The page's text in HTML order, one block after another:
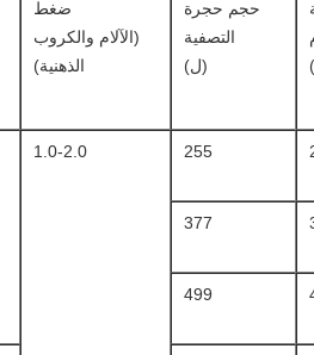
حجم حجرة
التصفية
(ل)
ضغط
(الآلام والكروب
الذهنية)
255
1.0-2.0
377
499